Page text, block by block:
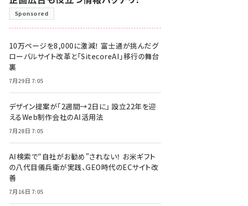
Sponsored
10万ページを8,000に激減！ 富士通が挑んだグ
ローバルサイト改革と「SitecoreAI」移行の舞台
裏
7月29日 7:05
デザイン提案が「2週間→2日に」 設立22年を迎
えるWeb制作会社のAI活用法
7月28日 7:05
AI検索で“自社がお勧め”されない！ お米ギフト
の八代目儀兵衛が実践、GEO時代のECサイト改
善
7月16日 7:05